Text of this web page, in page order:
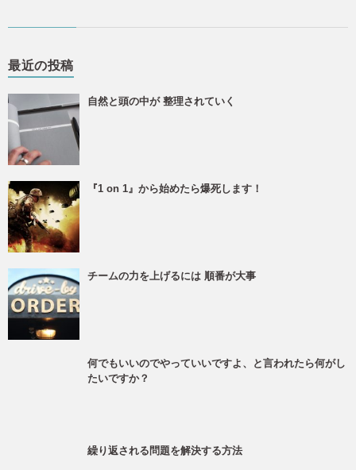
最近の投稿
自然と頭の中が 整理されていく
『1 on 1』から始めたら爆死します！
チームの力を上げるには 順番が大事
何でもいいのでやっていいですよ、と言われたら何がし
たいですか？
繰り返される問題を解決する方法